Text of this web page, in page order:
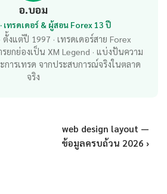
อ.บอม
เทรดเดอร์ & ผู้สอน Forex 13 ปี
งแต่ปี 1997 · เทรดเดอร์สาย Forex
ยกย่องเป็น XM Legend · แบ่งปันความ
การเทรด จากประสบการณ์จริงในตลาด
จริง
web design layout —
ข้อมูลครบถ้วน 2026 ›